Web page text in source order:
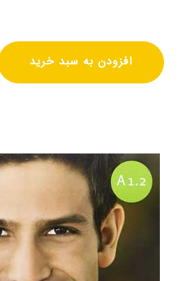
افزودن به سبد خرید